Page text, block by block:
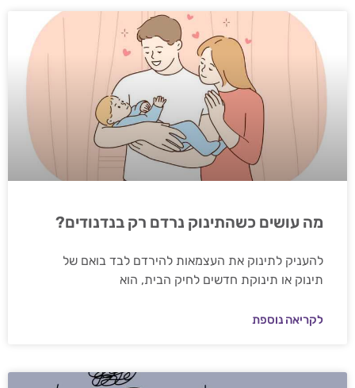
מה עושים כשהתינוק נרדם רק בנדנודים?
להעניק לתינוק את העצמאות להירדם לבד בואם של
תינוק או תינוקת חדשים לחיק הבית, הוא
לקריאה נוספת